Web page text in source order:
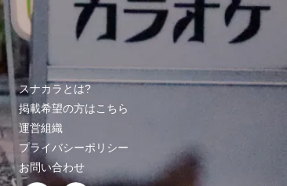
スナカラとは?
掲載希望の方はこちら
運営組織
プライバシーポリシー
お問い合わせ